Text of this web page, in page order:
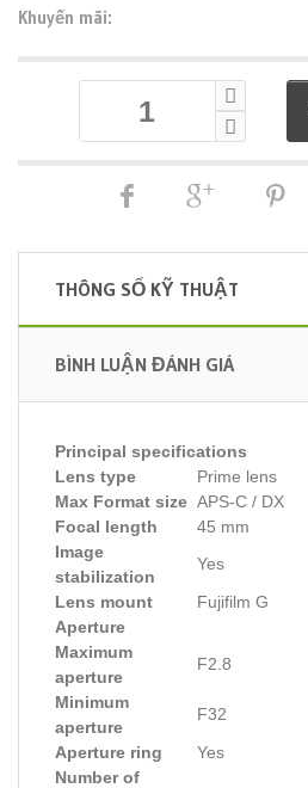
Khuyến mãi:
THÔNG SỐ KỸ THUẬT
BÌNH LUẬN ĐÁNH GIÁ
Principal specifications
Lens type
Prime lens
Max Format size APS-C / DX
Focal length
45 mm
Image
stabilization
Yes
Lens mount
Fujifilm G
Aperture
Maximum
aperture
F2.8
Minimum
aperture
F32
Aperture ring
Yes
Number of